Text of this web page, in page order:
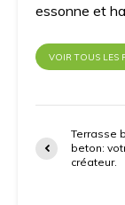
essonne et
VOIR TOUS LES
Terrasse
beton:
créateur.